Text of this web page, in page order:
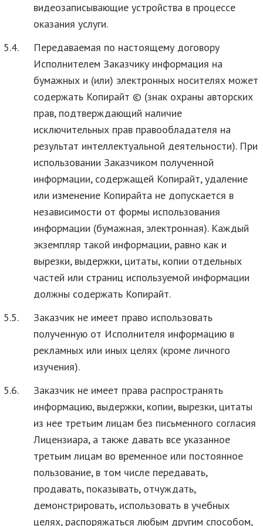
видеозаписывающие устройства в процессе
оказания услуги.
5.4.
Передаваемая по настоящему договору
Исполнителем Заказчику информация на
бумажных и (или) электронных носителях может
содержать Копирайт © (знак охраны авторских
прав, подтверждающий наличие
исключительных прав правообладателя на
результат интеллектуальной деятельности). При
использовании Заказчиком полученной
информации, содержащей Копирайт, удаление
или изменение Копирайта не допускается в
независимости от формы использования
информации (бумажная, электронная). Каждый
экземпляр такой информации, равно как и
вырезки, выдержки, цитаты, копии отдельных
частей или страниц используемой информации
должны содержать Копирайт.
5.5.
Заказчик не имеет право использовать
полученную от Исполнителя информацию в
рекламных или иных целях (кроме личного
изучения).
5.6.
Заказчик не имеет права распространять
информацию, выдержки, копии, вырезки, цитаты
из нее третьим лицам без письменного согласия
Лицензиара, а также давать все указанное
третьим лицам во временное или постоянное
пользование, в том числе передавать,
продавать, показывать, отчуждать,
демонстрировать, использовать в учебных
целях, распоряжаться любым другим способом,